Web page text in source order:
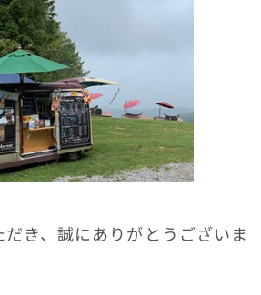
き、誠にありがとうございま